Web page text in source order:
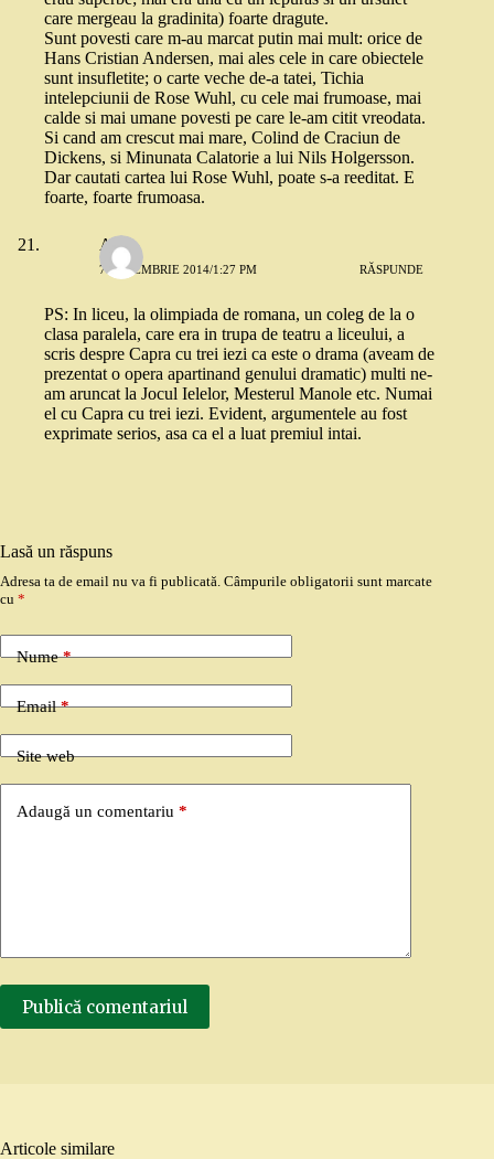
care mergeau la gradinita) foarte dragute.
Sunt povesti care m-au marcat putin mai mult: orice de
Hans Cristian Andersen, mai ales cele in care obiectele
sunt insufletite; o carte veche de-a tatei, Tichia
intelepciunii de Rose Wuhl, cu cele mai frumoase, mai
calde si mai umane povesti pe care le-am citit vreodata.
Si cand am crescut mai mare, Colind de Craciun de
Dickens, si Minunata Calatorie a lui Nils Holgersson.
Dar cautati cartea lui Rose Wuhl, poate s-a reeditat. E
foarte, foarte frumoasa.
Alina
7 DECEMBRIE 2014/1:27 PM RĂSPUNDE
PS: In liceu, la olimpiada de romana, un coleg de la o
clasa paralela, care era in trupa de teatru a liceului, a
scris despre Capra cu trei iezi ca este o drama (aveam de
prezentat o opera apartinand genului dramatic) multi ne-
am aruncat la Jocul Ielelor, Mesterul Manole etc. Numai
el cu Capra cu trei iezi. Evident, argumentele au fost
exprimate serios, asa ca el a luat premiul intai.
Lasă un răspuns
Adresa ta de email nu va fi publicată. Câmpurile obligatorii sunt marcate
cu *
Nume*
Email*
Site web
Adaugă un comentariu *
Publică comentariul
Articole similare